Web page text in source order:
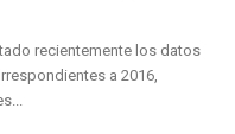
recientemente los datos
a 2016,